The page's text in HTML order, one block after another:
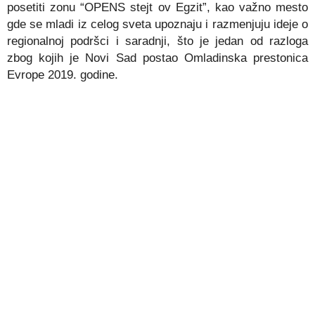
posetiti zonu “OPENS stejt ov Egzit”, kao važno mesto
gde se mladi iz celog sveta upoznaju i razmenjuju ideje o
regionalnoj podršci i saradnji, što je jedan od razloga
zbog kojih je Novi Sad postao Omladinska prestonica
Evrope 2019. godine.